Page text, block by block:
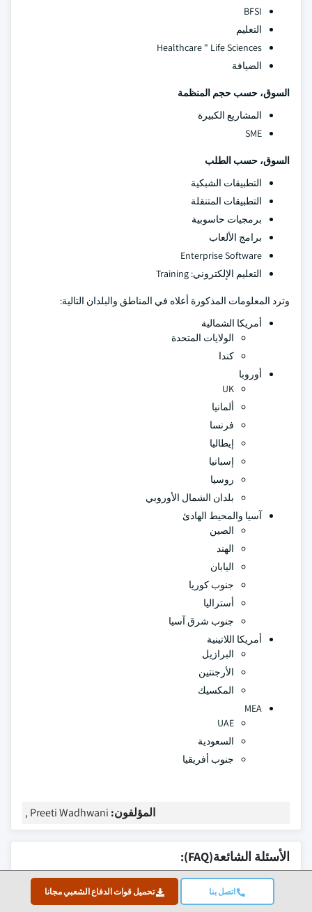
اتصل بنا تحميل قوات الدفاع الشعبي مجانا
BFSI
التعليم
Healthcare " Life Sciences
الضيافة
السوق، حسب حجم المنظمة
المشاريع الكبيرة
SME
السوق، حسب الطلب
التطبيقات الشبكية
التطبيقات المتنقلة
برمجيات حاسوبية
برامج الألعاب
Enterprise Software
التعليم الإلكتروني: Training
وترد المعلومات المذكورة أعلاه في المناطق والبلدان التالية:
أمريكا الشمالية
الولايات المتحدة
كندا
أوروبا
UK
ألمانيا
فرنسا
إيطاليا
إسبانيا
روسيا
بلدان الشمال الأوروبي
آسيا والمحيط الهادئ
الصين
الهند
اليابان
جنوب كوريا
أستراليا
جنوب شرق آسيا
أمريكا اللاتينية
البرازيل
الأرجنتين
المكسيك
MEA
UAE
السعودية
جنوب أفريقيا
المؤلفون: Preeti Wadhwani ,
الأسئلة الشائعة(FAQ):
كم حجم سوق وضع البرامج؟?